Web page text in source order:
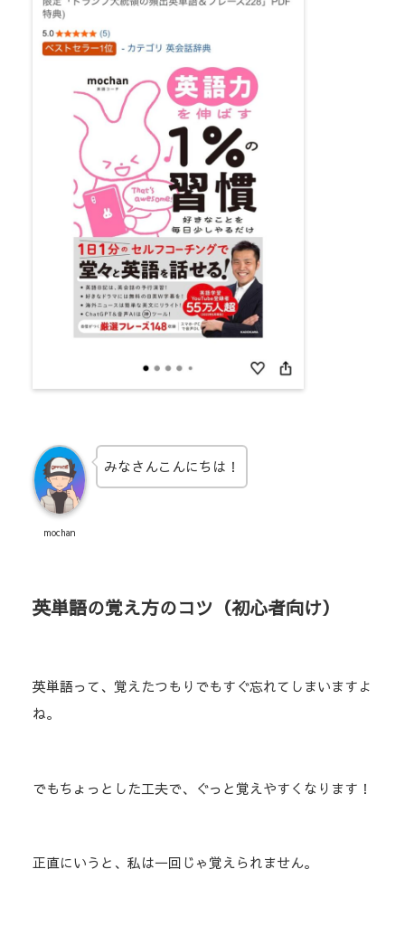
mochan
みなさんこんにちは！
英単語の覚え方のコツ（初心者向け）
英単語って、覚えたつもりでもすぐ忘れてしまいますよ
ね。
でもちょっとした工夫で、ぐっと覚えやすくなります！
正直にいうと、私は一回じゃ覚えられません。